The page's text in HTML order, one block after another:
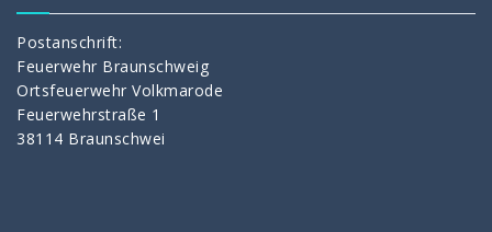
Postanschrift:
Feuerwehr Braunschweig
Ortsfeuerwehr Volkmarode
Feuerwehrstraße 1
38114 Braunschwei